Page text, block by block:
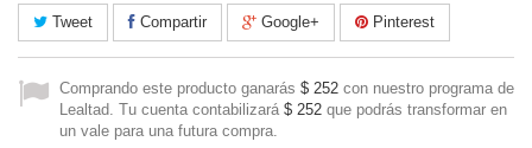
Tweet Compartir Google+ Pinterest
Comprando este producto ganarás $ 252 con nuestro programa de
Lealtad. Tu cuenta contabilizará $ 252 que podrás transformar en
un vale para una futura compra.